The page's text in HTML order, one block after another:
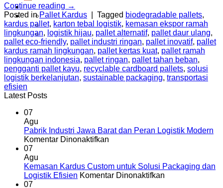
Continue reading →
Posted inPallet Kardus Tagged biodegradable pallets,
kardus pallet, karton tebal logistik, kemasan ekspor ramah
lingkungan, logistik hijau, pallet alternatif, pallet daur ulang,
pallet eco-friendly, pallet industri ringan, pallet inovatif, pallet
kardus ramah lingkungan, pallet kertas kuat, pallet ramah
lingkungan indonesia, pallet ringan, pallet tahan beban,
pengganti pallet kayu, recyclable cardboard pallets, solusi
logistik berkelanjutan, sustainable packaging, transportasi
efisien
Latest Posts
07
Agu
Pabrik Industri Jawa Barat dan Peran Logistik Modern
Komentar Dinonaktifkan
Jawa
Barat
07
Agu
Kemasan Kardus Custom untuk Solusi Packaging dan
Logistik Efisien Komentar Dinonaktifkan
07